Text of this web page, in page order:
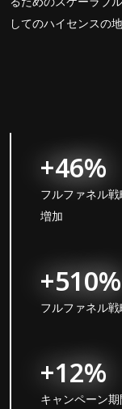
してのハイセンスの
+46%
フルファネル
増加
+510%
フルファネル
+12%
キャンペーン